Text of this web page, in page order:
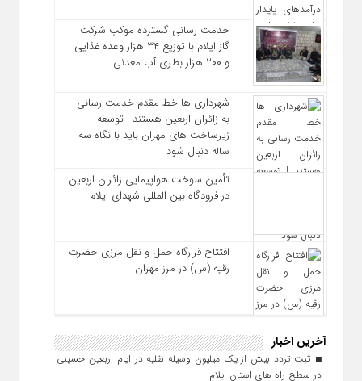
خدمت رسانی گسترده موکب شرکت
گاز ایلام با توزیع ۳۴ هزار وعده غذایی
و ۲۰۰ هزار بطری آب معدنی
شهرداری‌ ها خط مقدم خدمت ‌رسانی
به زائران اربعین هستند | توسعه
زیرساخت ‌های مهران باید با نگاه سه‌
ساله دنبال شود
تأمین سوخت هواپیمایی زائران اربعین
در فرودگاه بین المللی شهدای ایلام
افتتاح قرارگاه حمل‌ و نقل مرزی حضرت
رقیه (س) در مرز مهران
آخرین اخبار
ثبت تردد بیش از یک میلیون وسیله نقلیه در ایام اربعین حسینی
در سطح راه‌ های استان ایلام